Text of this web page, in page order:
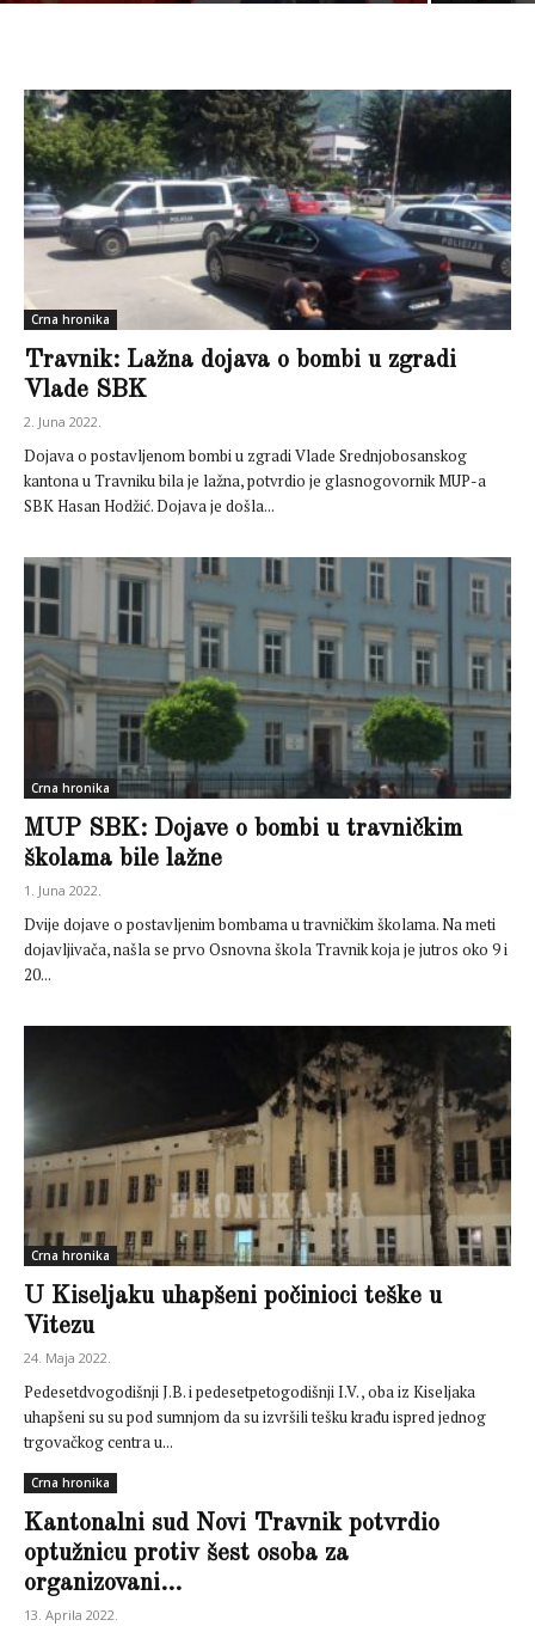
Crna hronika
Travnik: Lažna dojava o bombi u zgradi
Vlade SBK
2. Juna 2022.
Dojava o postavljenom bombi u zgradi Vlade Srednjobosanskog
kantona u Travniku bila je lažna, potvrdio je glasnogovornik MUP-a
SBK Hasan Hodžić. Dojava je došla...
Crna hronika
MUP SBK: Dojave o bombi u travničkim
školama bile lažne
1. Juna 2022.
Dvije dojave o postavljenim bombama u travničkim školama. Na meti
dojavljivača, našla se prvo Osnovna škola Travnik koja je jutros oko 9 i
20...
Crna hronika
U Kiseljaku uhapšeni počinioci teške u
Vitezu
24. Maja 2022.
Pedesetdvogodišnji J.B. i pedesetpetogodišnji I.V. , oba iz Kiseljaka
uhapšeni su su pod sumnjom da su izvršili tešku krađu ispred jednog
trgovačkog centra u...
Crna hronika
Kantonalni sud Novi Travnik potvrdio
optužnicu protiv šest osoba za
organizovani...
13. Aprila 2022.